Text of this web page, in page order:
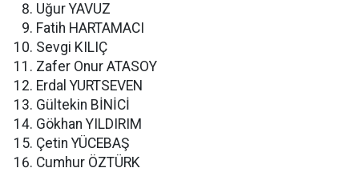
Uğur YAVUZ
Fatih HARTAMACI
Sevgi KILIÇ
Zafer Onur ATASOY
Erdal YURTSEVEN
Gültekin BİNİCİ
Gökhan YILDIRIM
Çetin YÜCEBAŞ
Cumhur ÖZTÜRK